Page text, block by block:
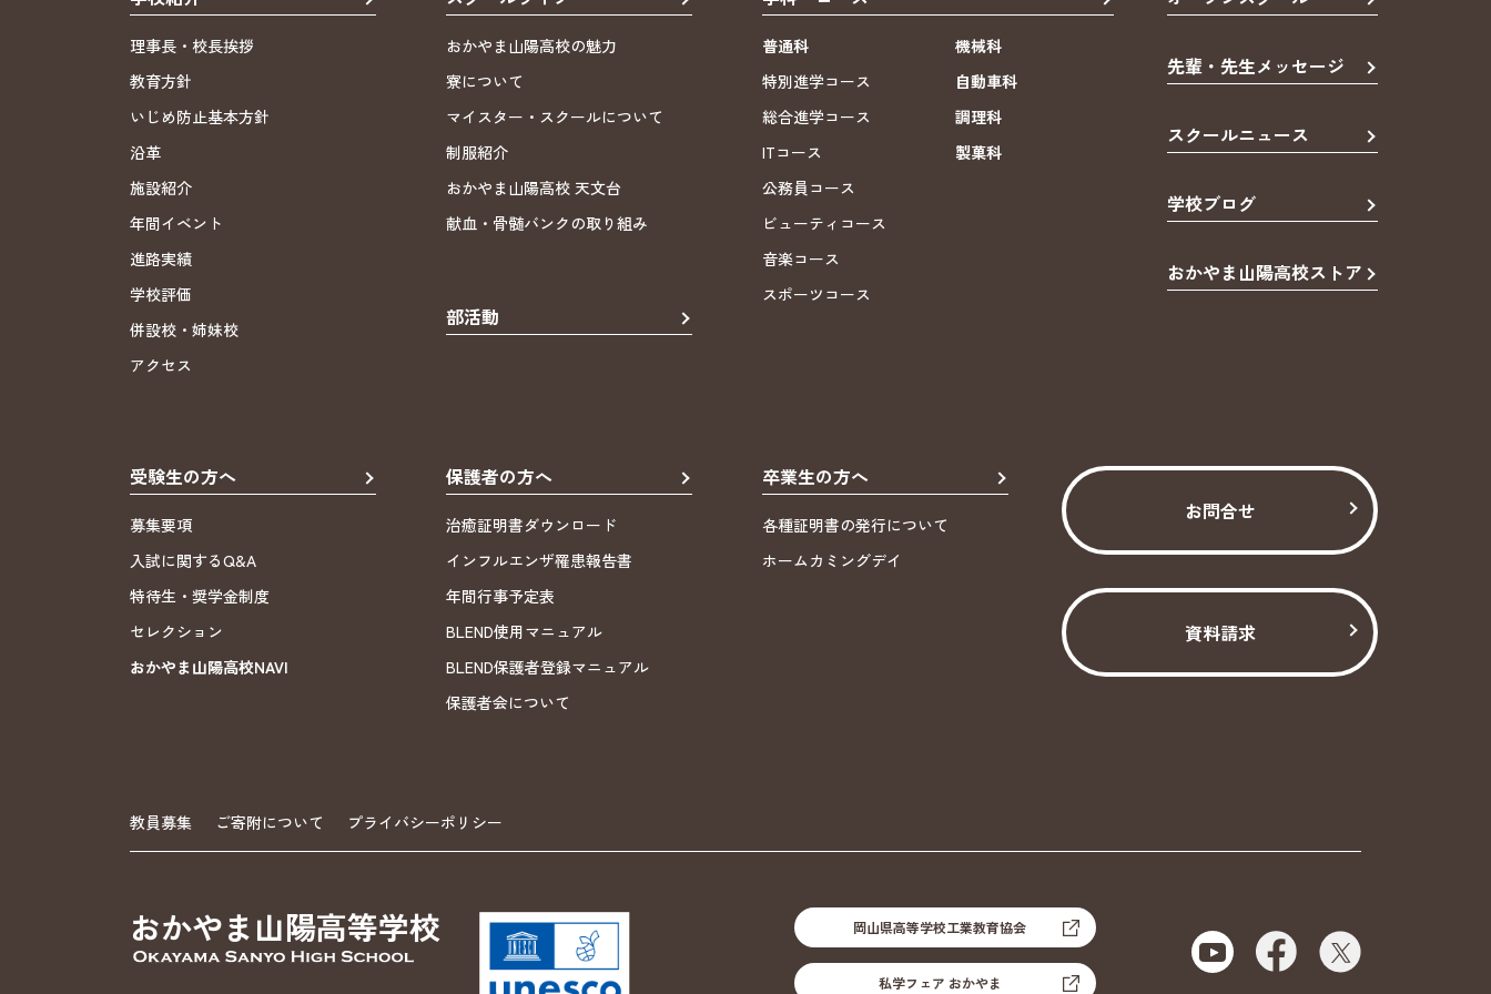
理事長・校長挨拶
教育方針
いじめ防止基本方針
沿革
施設紹介
年間イベント
進路実績
学校評価
併設校・姉妹校
アクセス
受験生の方へ
募集要項
入試に関するQ&A
特待生・奨学金制度
セレクション
おかやま山陽高校NAVI
おかやま山陽高校の魅力
寮について
マイスター・スクールについて
制服紹介
おかやま山陽高校 天文台
献血・骨髄バンクの取り組み
部活動
保護者の方へ
治癒証明書ダウンロード
インフルエンザ罹患報告書
年間行事予定表
BLEND使用マニュアル
BLEND保護者登録マニュアル
保護者会について
卒業生の方へ
各種証明書の発行について
ホームカミングデイ
普通科
特別進学コース
総合進学コース
ITコース
公務員コース
ビューティコース
音楽コース
スポーツコース
機械科
自動車科
調理科
製菓科
先輩・先生メッセージ
スクールニュース
学校ブログ
おかやま山陽高校ストア
お問合せ
資料請求
教員募集 ご寄附について プライバシーポリシー
おかやま山陽高等学校 岡山県高等学校工業教育協会
私学フェア おかやま